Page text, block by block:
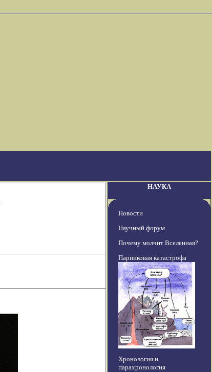
НАУКА
Новости
Научный форум
Почему молчит Вселенная?
Парниковая катастрофа
Хронология и
парахронология